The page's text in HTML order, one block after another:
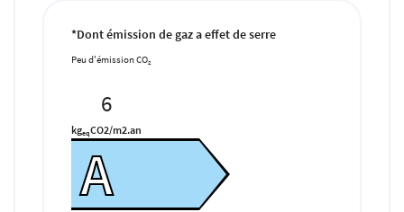
*Dont émission de gaz a effet de serre
Peu d'émission CO2
A
6
kgeqCO2/m2.an